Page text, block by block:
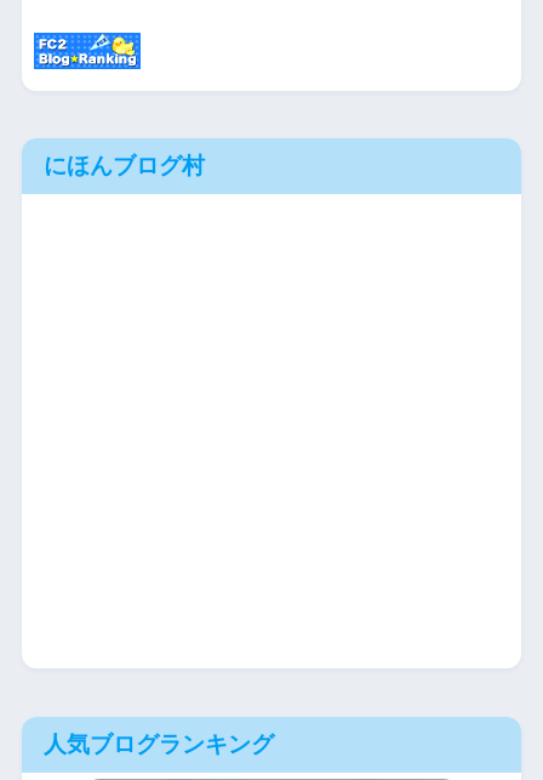
にほんブログ村
人気ブログランキング